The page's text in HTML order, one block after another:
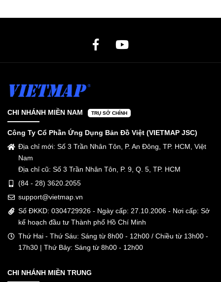
CHI NHÁNH MIỀN NAM TRỤ SỞ CHÍNH
Công Ty Cổ Phần Ứng Dụng Bản Đồ Việt (VIETMAP JSC)
Địa chỉ mới: Số 3 Trần Nhân Tôn, P. An Đông, TP. HCM, Việt
Nam
Địa chỉ cũ: Số 3 Trần Nhân Tôn, P. 9, Q. 5, TP. HCM
(84 - 28) 3620.2055
support@vietmap.vn
Số ĐKKD: 0304729926 - Ngày cấp: 27.10.2006 - Nơi cấp: Sở
kế hoạch đầu tư Thành phố Hồ Chí Minh
Thứ Hai - Thứ Sáu: Sáng từ 8h00 - 12h00 / Chiều từ 13h00 -
17h30 | Thứ Bảy: Sáng từ 8h00 - 12h00
CHI NHÁNH MIỀN TRUNG